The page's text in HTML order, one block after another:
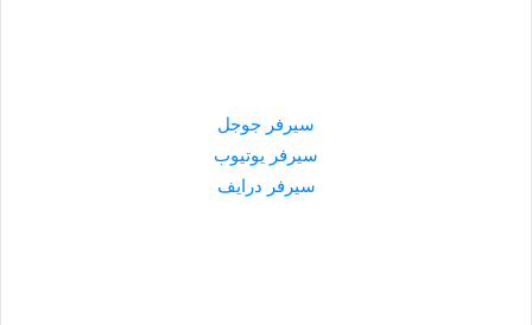
سيرفر جوجل
سيرفر يوتيوب
سيرفر درايف